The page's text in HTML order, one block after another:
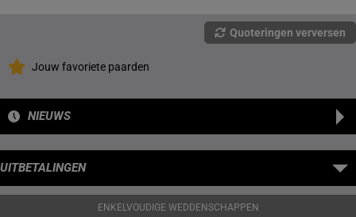
Quoteringen verversen
Jouw favoriete paarden
NIEUWS
UITBETALINGEN
ENKELVOUDIGE WEDDENSCHAPPEN